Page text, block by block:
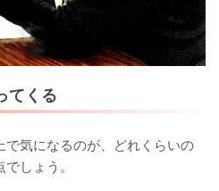
てくる
で気になるのが、どれくらいの
しょう。